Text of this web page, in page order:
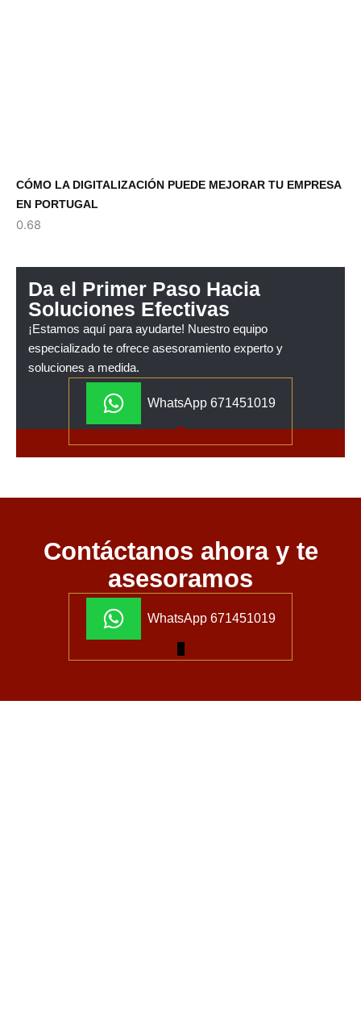
CÓMO LA DIGITALIZACIÓN PUEDE MEJORAR TU EMPRESA
EN PORTUGAL
Da el Primer Paso Hacia
Soluciones Efectivas
¡Estamos aquí para ayudarte! Nuestro equipo
especializado te ofrece asesoramiento experto y
soluciones a medida.
WhatsApp 671451019
Contáctanos ahora y te
asesoramos
WhatsApp 671451019